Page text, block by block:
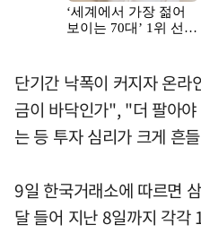
단기간 낙폭이 커지자 온
금이 바닥인가", "더 팔아
는 등 투자 심리가 크게 흔
9일 한국거래소에 따르면
달 들어 지난 8일까지 각